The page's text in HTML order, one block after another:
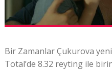
Bir Zamanlar Çukurova
Total’de 8.32 reyting ile